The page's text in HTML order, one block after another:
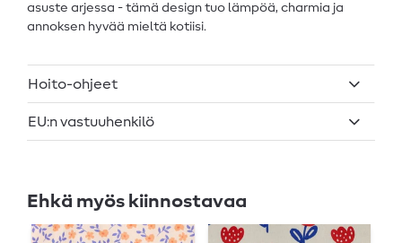
asuste arjessa - tämä design tuo lämpöä, charmia ja
annoksen hyvää mieltä kotiisi.
Hoito-ohjeet
EU:n vastuuhenkilö
Ehkä myös kiinnostavaa